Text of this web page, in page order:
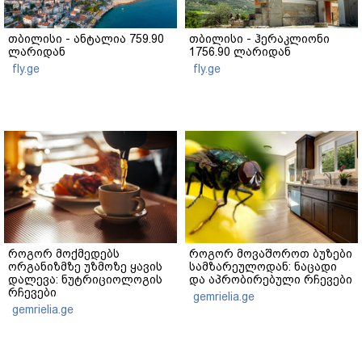
თბილისი - ანტალია 759.90
ლარიდან
fly.ge
თბილისი - ჰერაკლიონი
1756.90 ლარიდან
fly.ge
როგორ მოქმედებს
ორგანიზმზე უზმოზე ყავის
დალევა: ნუტრიციოლოგის
რჩევები
gemrielia.ge
როგორ მოვაშოროთ ბუზები
სამზარეულოდან: ნაცადი
და აპრობირებული რჩევები
gemrielia.ge